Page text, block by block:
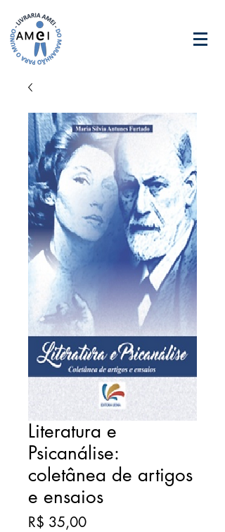
Literatura e
Psicanálise:
coletânea de artigos
e ensaios
R$ 35,00Preço